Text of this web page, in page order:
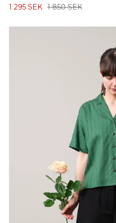
1 295 SEK 1 850 SEK